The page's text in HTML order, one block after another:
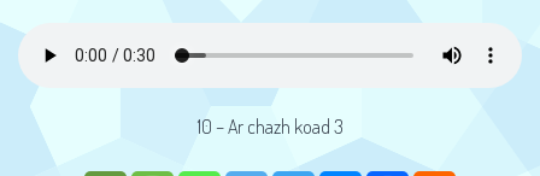
10 – Ar chazh koad 3